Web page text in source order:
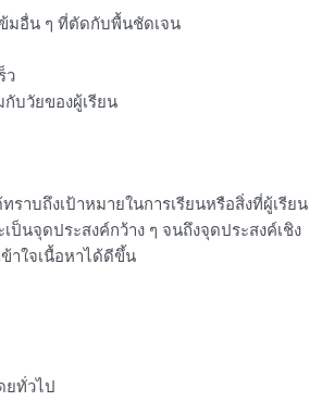
ข้มอื่น ๆ ที่ตัดกับพื้นชัดเจน
ว
บวัยของผู้เรียน
ราบถึงเป้าหมายในการเรียนหรือสิ่งที่ผู้เรียน
นจุดประสงค์กว้าง ๆ จนถึงจุดประสงค์เชิง
าใจเนื้อหาได้ดีขึ้น
ยทั่วไป